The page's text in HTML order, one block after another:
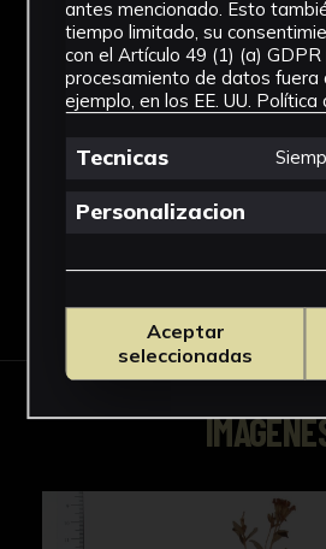
U-088
Género
Ver más
antes mencionado. Esto
tiempo limitado, su
con el Artículo 49 (1) (a) GDPR
procesamiento de datos fuera
ejemplo, en los EE. UU. Política
Tecnicas
Personalizacion
Aceptar
seleccionadas